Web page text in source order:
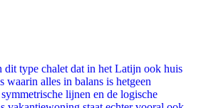
dit type chalet dat in het Latijn ook huis
waarin alles in balans is hetgeen
lijnen en de logische